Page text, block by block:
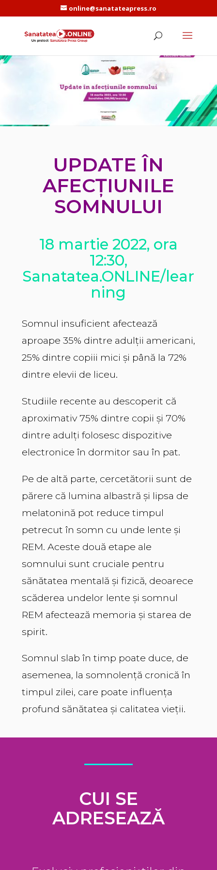
online@sanatateapress.ro
UPDATE ÎN
AFECȚIUNILE
SOMNULUI
18 martie 2022, ora
12:30,
Sanatatea.ONLINE/lear
ning
Somnul insuficient afectează
aproape 35% dintre adulții americani,
25% dintre copiii mici și până la 72%
dintre elevii de liceu.
Studiile recente au descoperit că
aproximativ 75% dintre copii și 70%
dintre adulți folosesc dispozitive
electronice în dormitor sau în pat.
Pe de altă parte, cercetătorii sunt de
părere că lumina albastră și lipsa de
melatonină pot reduce timpul
petrecut în somn cu unde lente și
REM. Aceste două etape ale
somnului sunt cruciale pentru
sănătatea mentală și fizică, deoarece
scăderea undelor lente și somnul
REM afectează memoria și starea de
spirit.
Somnul slab în timp poate duce, de
asemenea, la somnolență cronică în
timpul zilei, care poate influența
profund sănătatea și calitatea vieții.
CUI SE
ADRESEAZĂ